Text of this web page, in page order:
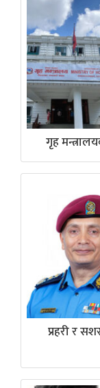
गृह
प्रहरी र